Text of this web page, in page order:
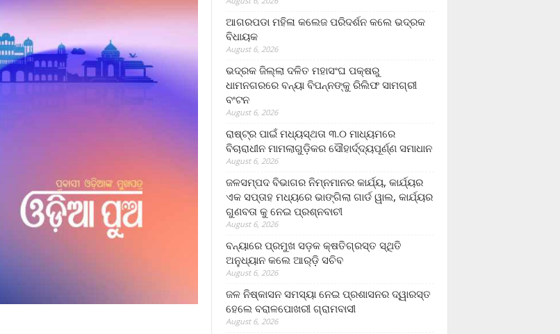
ଆଗରପଡା ମହିଳା କଲେଜ ପରିଦର୍ଶନ କଲେ ଭଦ୍ରକ
ବିଧାୟକ
August 6, 2026
ଭଦ୍ରକ ଜିଲ୍ଲା ଦଳିତ ମହାସଂଘ ପକ୍ଷରୁ
ଧାମନଗରରେ ବନ୍ୟା ବିପନ୍ନଙ୍କୁ ରିଲିଫ ସାମଗ୍ରୀ
ବଂଟନ
August 6, 2026
ରାଷ୍ଟ୍ର ପାଇଁ ମଧ୍ୟସ୍ଥତା ୩.୦ ମାଧ୍ୟମରେ
ବିଚାରାଧୀନ ମାମଲାଗୁଡ଼ିକର ସୌହାର୍ଦ୍ଦ୍ୟପୂର୍ଣ୍ଣ ସମାଧାନ
August 6, 2026
ଜଳସମ୍ପଦ ବିଭାଗର ନିମ୍ନମାନର କାର୍ଯ୍ୟ, କାର୍ଯ୍ୟର
ଏକ ସପ୍ତାହ ମଧ୍ୟରେ ଭାଙ୍ଗିଲା ଗାର୍ଡ ୱାଲ, କାର୍ଯ୍ୟର
ଗୁଣବତା କୁ ନେଇ ପ୍ରଶ୍ନବାଚୀ
August 6, 2026
ବନ୍ୟାରେ ପ୍ରମୁଖ ସଡ଼କ କ୍ଷତିଗ୍ରସ୍ତ ସ୍ଥିତି
ଅନୁଧ୍ୟାନ କଲେ ଆର୍‌ଡ଼ି ସଚିବ
August 6, 2026
ଜଳ ନିଷ୍କାସନ ସମସ୍ୟା ନେଇ ପ୍ରଶାସନର ଦ୍ୱାରସ୍ତ
ହେଲେ ବରାଳପୋଖରୀ ଗ୍ରାମବାସୀ
August 6, 2026